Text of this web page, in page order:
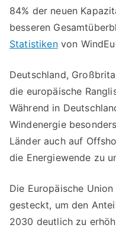
84% der neuen
besseren
Statistikenvon
Deutschland,
die europäische
Während in
Windenergie
Länder auch auf
die Energiewende zu
Die Europäische
gesteckt, um den
2030 deutlich zu